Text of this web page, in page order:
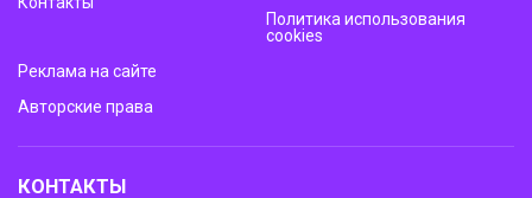
Политика использования
cookies
Реклама на сайте
Авторские права
КОНТАКТЫ